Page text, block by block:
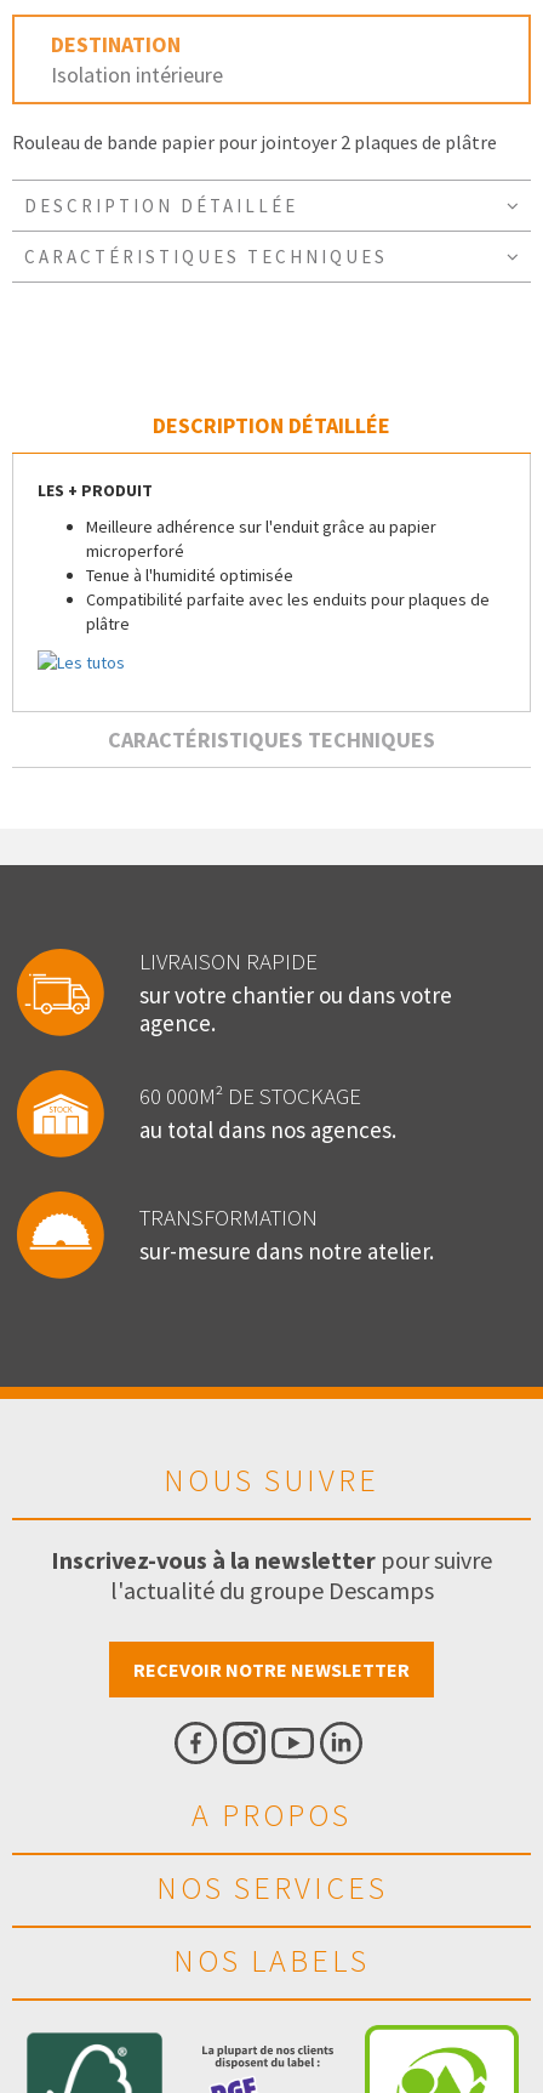
DESTINATION
Isolation intérieure
Rouleau de bande papier pour jointoyer 2 plaques de plâtre
DESCRIPTION DÉTAILLÉE
CARACTÉRISTIQUES TECHNIQUES
DESCRIPTION DÉTAILLÉE
LES + PRODUIT
Meilleure adhérence sur l'enduit grâce au papier
microperforé
Tenue à l'humidité optimisée
Compatibilité parfaite avec les enduits pour plaques de
plâtre
CARACTÉRISTIQUES TECHNIQUES
LIVRAISON RAPIDE
sur votre chantier ou dans votre
agence.
60 000M² DE STOCKAGE
au total dans nos agences.
TRANSFORMATION
sur-mesure dans notre atelier.
NOUS SUIVRE
Inscrivez-vous à la newsletter pour suivre
l'actualité du groupe Descamps
RECEVOIR NOTRE NEWSLETTER
A PROPOS
NOS SERVICES
NOS LABELS